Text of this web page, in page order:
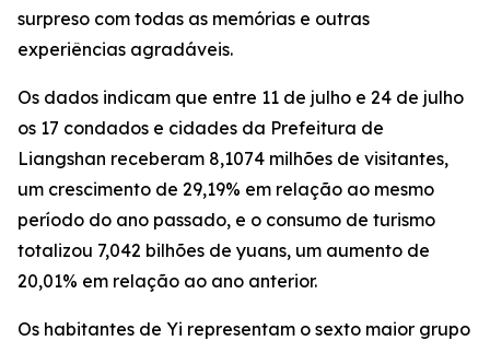
surpreso com todas as memórias e outras
experiências agradáveis.
Os dados indicam que entre 11 de julho e 24 de julho
os 17 condados e cidades da Prefeitura de
Liangshan receberam 8,1074 milhões de visitantes,
um crescimento de 29,19% em relação ao mesmo
período do ano passado, e o consumo de turismo
totalizou 7,042 bilhões de yuans, um aumento de
20,01% em relação ao ano anterior.
Os habitantes de Yi representam o sexto maior grupo